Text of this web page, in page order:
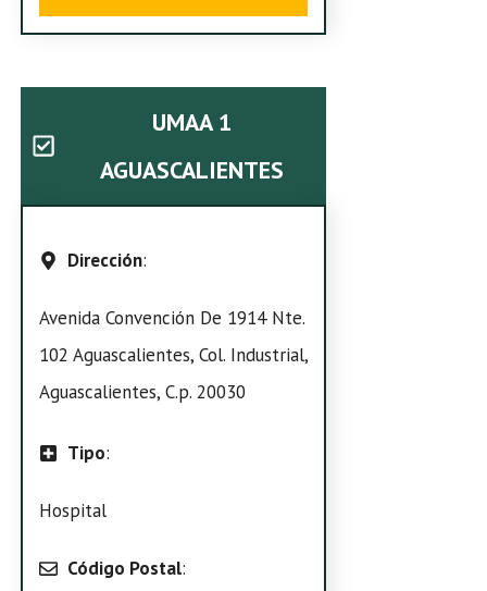
UMAA 1
AGUASCALIENTES
Dirección:
Avenida Convención De 1914 Nte.
102 Aguascalientes, Col. Industrial,
Aguascalientes, C.p. 20030
Tipo:
Hospital
Código Postal: